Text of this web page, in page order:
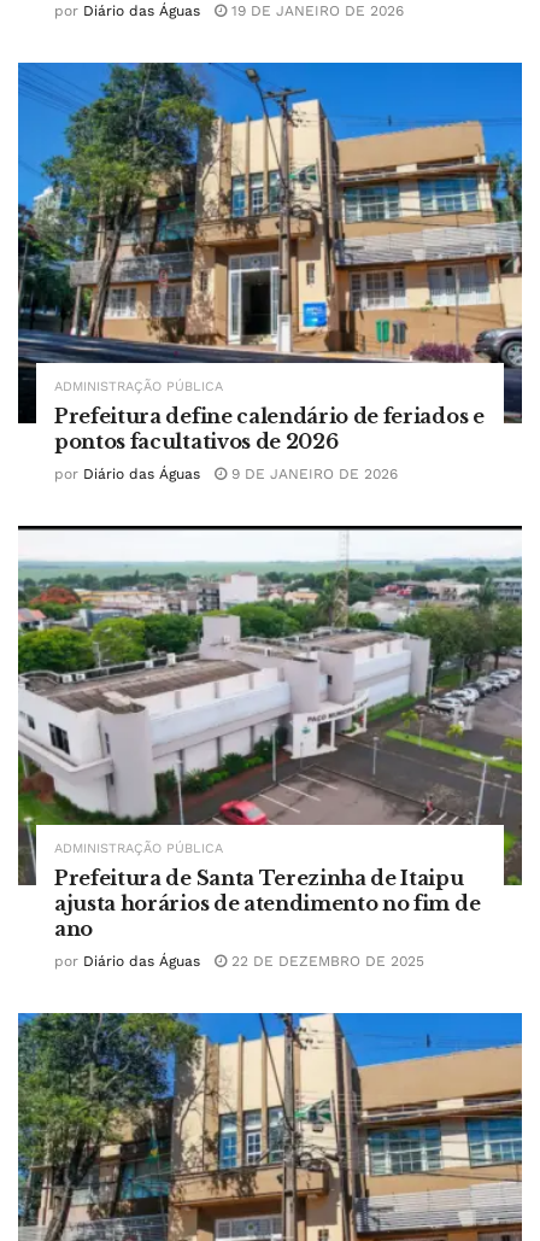
por Diário das Águas 19 DE JANEIRO DE 2026
ADMINISTRAÇÃO PÚBLICA
Prefeitura define calendário de feriados e
pontos facultativos de 2026
por Diário das Águas 9 DE JANEIRO DE 2026
ADMINISTRAÇÃO PÚBLICA
Prefeitura de Santa Terezinha de Itaipu
ajusta horários de atendimento no fim de
ano
por Diário das Águas 22 DE DEZEMBRO DE 2025